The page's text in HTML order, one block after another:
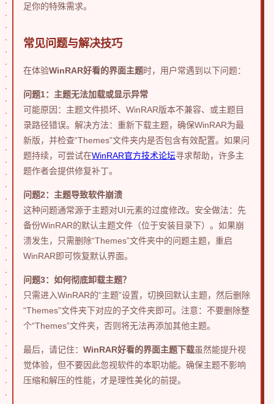
足你的特殊需求。
常见问题与解决技巧
在体验WinRAR好看的界面主题时，用户常遇到以下问题：
问题1：主题无法加载或显示异常
可能原因：主题文件损坏、WinRAR版本不兼容、或主题目
录路径错误。解决方法：重新下载主题，确保WinRAR为最
新版，并检查“Themes”文件夹内是否包含有效配置。如果问
题持续，可尝试在WinRAR官方技术论坛寻求帮助，许多主
题作者会提供修复补丁。
问题2：主题导致软件崩溃
这种问题通常源于主题对UI元素的过度修改。安全做法：先
备份WinRAR的默认主题文件（位于安装目录下）。如果崩
溃发生，只需删除“Themes”文件夹中的问题主题，重启
WinRAR即可恢复默认界面。
问题3：如何彻底卸载主题？
只需进入WinRAR的“主题”设置，切换回默认主题，然后删除
“Themes”文件夹下对应的子文件夹即可。注意：不要删除整
个“Themes”文件夹，否则将无法再添加其他主题。
最后，请记住： WinRAR好看的界面主题下载虽然能提升视
觉体验，但不要因此忽视软件的本职功能。确保主题不影响
压缩和解压的性能，才是理性美化的前提。